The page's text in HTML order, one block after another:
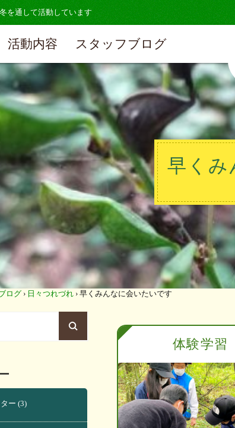
を通して活動しています
活動内容 スタッフブログ
早くみ
ログ › 日々つれづれ › 早くみんなに会いたいです
体験学習
ー (3)